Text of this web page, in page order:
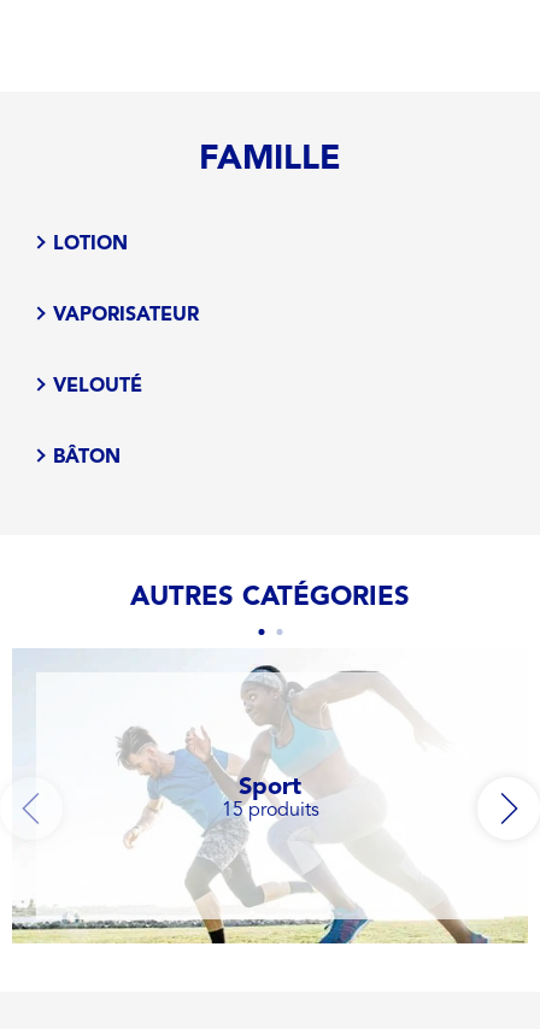
FAMILLE
LOTION
VAPORISATEUR
VELOUTÉ
BÂTON
AUTRES CATÉGORIES
Sport
15 produits